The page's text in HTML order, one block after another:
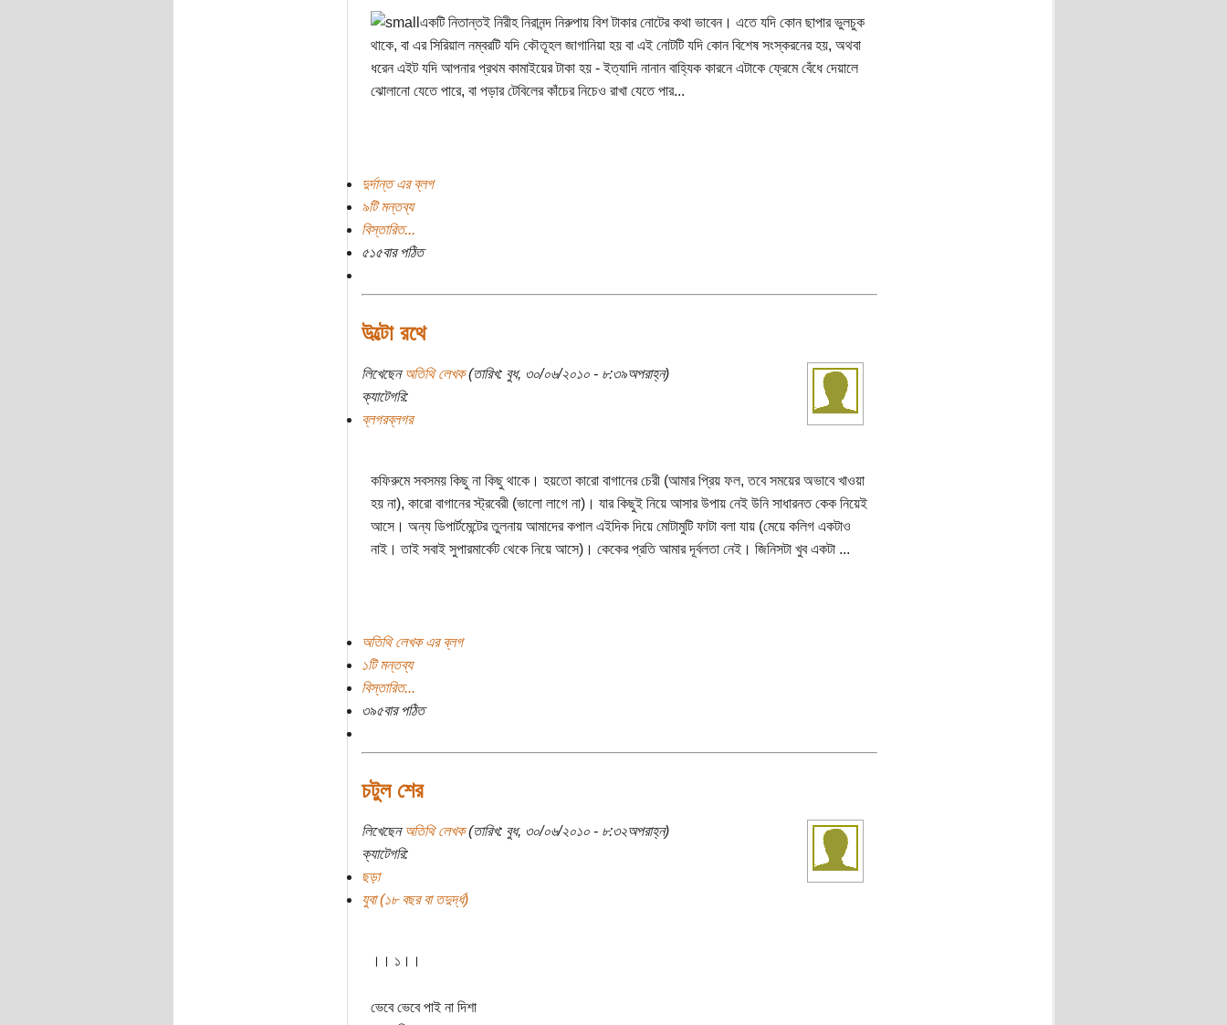
একটি নিতান্তই নিরীহ নিরানন্দ নিরুপায় বিশ টাকার নোটের কথা ভাবেন। এতে যদি কোন ছাপার ভুলচুক
থাকে, বা এর সিরিয়াল নম্বরটি যদি কৌতূহল জাগানিয়া হয় বা এই নোটটি যদি কোন বিশেষ সংস্করনের হয়, অথবা
ধরেন এইট যদি আপনার প্রথম কামাইয়ের টাকা হয় - ইত্যাদি নানান বাহ্যিক কারনে এটাকে ফ্রেমে বেঁধে দেয়ালে
ঝোলানো যেতে পারে, বা পড়ার টেবিলের কাঁচের নিচেও রাখা যেতে পার...
দুর্দান্ত এর ব্লগ
৯টি মন্তব্য
বিস্তারিত...
৫১৫বার পঠিত
উল্টো রথে
লিখেছেনঅতিথি লেখক(তারিখ: বুধ, ৩০/০৬/২০১০ - ৮:৩৯অপরাহ্ন)
ক্যাটেগরি:
ব্লগরব্লগর
কফিরুমে সবসময় কিছু না কিছু থাকে। হয়তো কারো বাগানের চেরী (আমার প্রিয় ফল, তবে সময়ের অভাবে খাওয়া
হয় না), কারো বাগানের স্ট্রবেরী (ভালো লাগে না)। যার কিছুই নিয়ে আসার উপায় নেই উনি সাধারনত কেক নিয়েই
আসে। অন্য ডিপার্টমেন্টের তুলনায় আমাদের কপাল এইদিক দিয়ে মোটামুটি ফাটা বলা যায় (মেয়ে কলিগ একটাও
নাই। তাই সবাই সুপারমার্কেট থেকে নিয়ে আসে)। কেকের প্রতি আমার দূর্বলতা নেই। জিনিসটা খুব একটা ...
অতিথি লেখক এর ব্লগ
১টি মন্তব্য
বিস্তারিত...
৩৯৫বার পঠিত
চটুল শের
লিখেছেনঅতিথি লেখক(তারিখ: বুধ, ৩০/০৬/২০১০ - ৮:৩২অপরাহ্ন)
ক্যাটেগরি:
ছড়া
যুবা (১৮ বছর বা তদুর্দ্ধ)
।। ১।।
ভেবে ভেবে পাই না দিশা